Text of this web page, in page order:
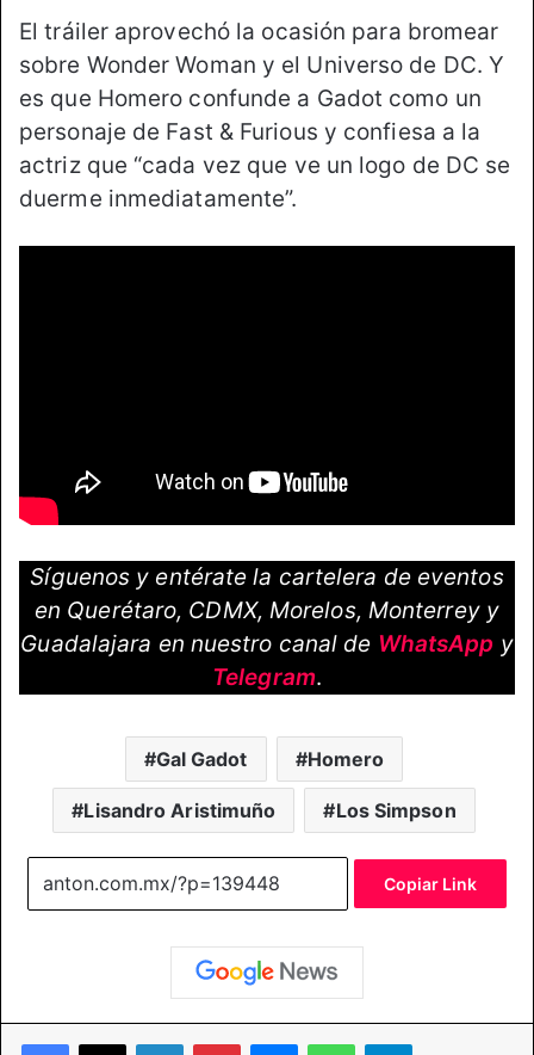
El tráiler aprovechó la ocasión para bromear
sobre Wonder Woman y el Universo de DC. Y
es que Homero confunde a Gadot como un
personaje de Fast & Furious y confiesa a la
actriz que “cada vez que ve un logo de DC se
duerme inmediatamente”.
Síguenos y entérate la cartelera de eventos
en Querétaro, CDMX, Morelos, Monterrey y
Guadalajara en nuestro canal de WhatsApp y
Telegram.
Gal Gadot Homero
Lisandro Aristimuño Los Simpson
Copiar Link
Facebook
X LinkedInPinterestMessengerWhatsAppTelegram